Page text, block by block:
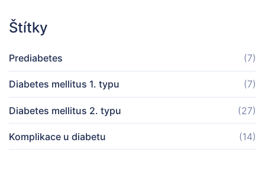
Štítky
Prediabetes (7)
Diabetes mellitus 1. typu (7)
Diabetes mellitus 2. typu (27)
Komplikace u diabetu (14)